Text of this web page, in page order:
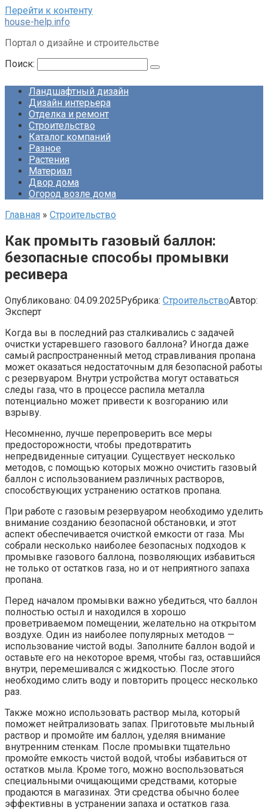
Перейти к контенту
house-help.info
Портал о дизайне и строительстве
Поиск:
Ландшафтный дизайн
Дизайн интерьера
Отделка и ремонт
Строительство
Каталог компаний
Разное
Растения
Материал
Двор дома
Огород возле дома
Главная » Строительство
Как промыть газовый баллон:
безопасные способы промывки
ресивера
Опубликовано: 04.09.2025Рубрика: СтроительствоАвтор:
Эксперт
Когда вы в последний раз сталкивались с задачей
очистки устаревшего газового баллона? Иногда даже
самый распространенный метод стравливания пропана
может оказаться недостаточным для безопасной работы
с резервуаром. Внутри устройства могут оставаться
следы газа, что в процессе распила металла
потенциально может привести к возгоранию или
взрыву.
Несомненно, лучше перепроверить все меры
предосторожности, чтобы предотвратить
непредвиденные ситуации. Существует несколько
методов, с помощью которых можно очистить газовый
баллон с использованием различных растворов,
способствующих устранению остатков пропана.
При работе с газовым резервуаром необходимо уделить
внимание созданию безопасной обстановки, и этот
аспект обеспечивается очисткой емкости от газа. Мы
собрали несколько наиболее безопасных подходов к
промывке газового баллона, позволяющих избавиться
не только от остатков газа, но и от неприятного запаха
пропана.
Перед началом промывки важно убедиться, что баллон
полностью остыл и находился в хорошо
проветриваемом помещении, желательно на открытом
воздухе. Один из наиболее популярных методов —
использование чистой воды. Заполните баллон водой и
оставьте его на некоторое время, чтобы газ, оставшийся
внутри, перемешивался с жидкостью. После этого
необходимо слить воду и повторить процесс несколько
раз.
Также можно использовать раствор мыла, который
поможет нейтрализовать запах. Приготовьте мыльный
раствор и промойте им баллон, уделяя внимание
внутренним стенкам. После промывки тщательно
промойте емкость чистой водой, чтобы избавиться от
остатков мыла. Кроме того, можно воспользоваться
специальными очищающими средствами, которые
продаются в магазинах. Эти средства обычно более
эффективны в устранении запаха и остатков газа.